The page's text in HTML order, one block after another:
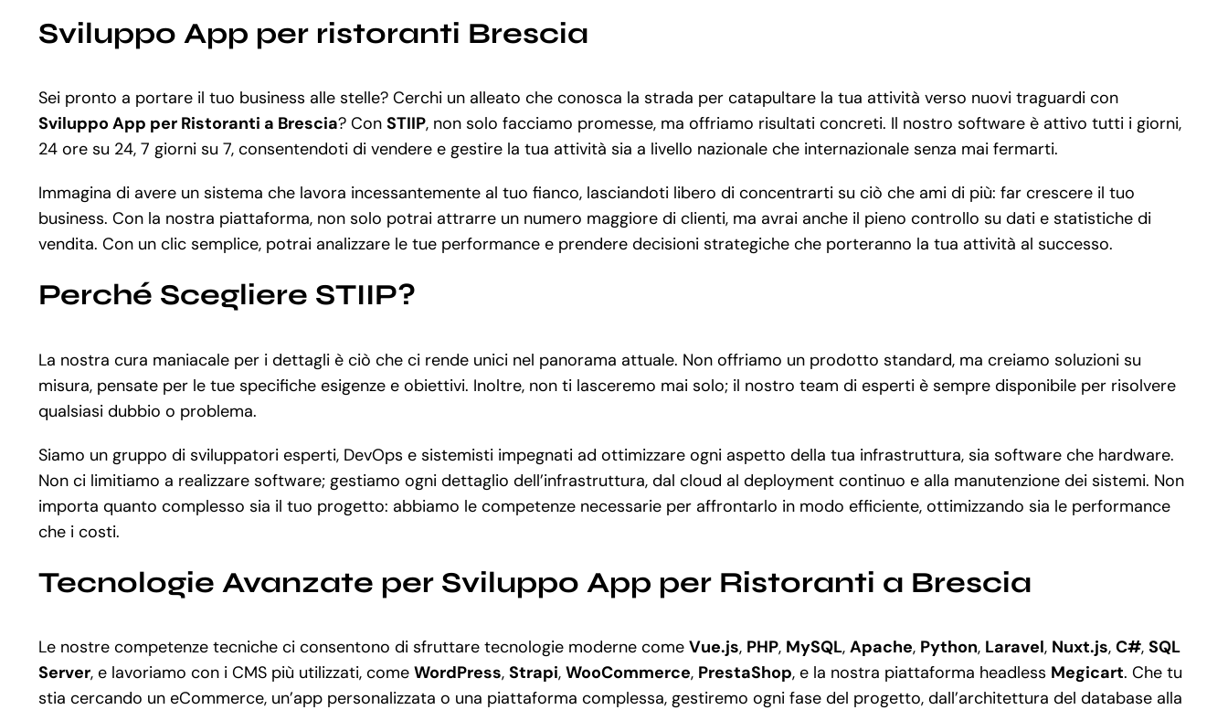
Sviluppo App per ristoranti Brescia
Sei pronto a portare il tuo business alle stelle? Cerchi un alleato che conosca la strada per catapultare la tua attività verso nuovi traguardi con
Sviluppo App per Ristoranti a Brescia? Con STIIP, non solo facciamo promesse, ma offriamo risultati concreti. Il nostro software è attivo tutti i giorni,
24 ore su 24, 7 giorni su 7, consentendoti di vendere e gestire la tua attività sia a livello nazionale che internazionale senza mai fermarti.
Immagina di avere un sistema che lavora incessantemente al tuo fianco, lasciandoti libero di concentrarti su ciò che ami di più: far crescere il tuo
business. Con la nostra piattaforma, non solo potrai attrarre un numero maggiore di clienti, ma avrai anche il pieno controllo su dati e statistiche di
vendita. Con un clic semplice, potrai analizzare le tue performance e prendere decisioni strategiche che porteranno la tua attività al successo.
Perché Scegliere STIIP?
La nostra cura maniacale per i dettagli è ciò che ci rende unici nel panorama attuale. Non offriamo un prodotto standard, ma creiamo soluzioni su
misura, pensate per le tue specifiche esigenze e obiettivi. Inoltre, non ti lasceremo mai solo; il nostro team di esperti è sempre disponibile per risolvere
qualsiasi dubbio o problema.
Siamo un gruppo di sviluppatori esperti, DevOps e sistemisti impegnati ad ottimizzare ogni aspetto della tua infrastruttura, sia software che hardware.
Non ci limitiamo a realizzare software; gestiamo ogni dettaglio dell’infrastruttura, dal cloud al deployment continuo e alla manutenzione dei sistemi. Non
importa quanto complesso sia il tuo progetto: abbiamo le competenze necessarie per affrontarlo in modo efficiente, ottimizzando sia le performance
che i costi.
Tecnologie Avanzate per Sviluppo App per Ristoranti a Brescia
Le nostre competenze tecniche ci consentono di sfruttare tecnologie moderne come Vue.js, PHP, MySQL, Apache, Python, Laravel, Nuxt.js, C#, SQL
Server, e lavoriamo con i CMS più utilizzati, come WordPress, Strapi, WooCommerce, PrestaShop, e la nostra piattaforma headless Megicart. Che tu
stia cercando un eCommerce, un’app personalizzata o una piattaforma complessa, gestiremo ogni fase del progetto, dall’architettura del database alla